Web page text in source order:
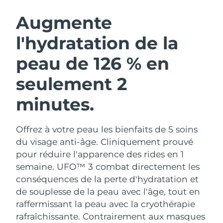
Augmente
l'hydratation de la
peau de 126 % en
seulement 2
minutes.
Offrez à votre peau les bienfaits de 5 soins
du visage anti-âge. Cliniquement prouvé
pour réduire l'apparence des rides en 1
semaine. UFO™ 3 combat directement les
conséquences de la perte d'hydratation et
de souplesse de la peau avec l'âge, tout en
raffermissant la peau avec la cryothérapie
rafraîchissante. Contrairement aux masques
Nettoyage du visage
LUNA™ 4 coffret
Anti-aging massage
LUNA™ 4 Plus
Massage, LED heating
LUNA™ 4 Men
For men, anti-aging massage
Lifting
BEAR™ 2 coffret
Microcurrent toning
BEAR™ 2 go
Microcurrent toning on-the-go
BEAR™ 2 eyes & lips
Microcurrent line smoothing device
UFO™ 3 coffret
Deep facial hydration
UFO™ 3 LED
Near-infrared and red light therapy
device
issa™ 4
Hybrid silicone sonic toothbrush
issa™ 4 plus
Smart hybrid silicone sonic toothbrush
FAQ™ TRAITEMENT ANTI-ÂGE
Anti-âge Traitements LED
NEW
Autriche
Bahreïn Livraison estimée
Belgique Livraison estimée
Bermudes Livraison estimée
Bosnie-Herzégovine
Brunei Livraison estimée8/15/26
Bulgarie Livraison estimée8/10/26
Canada Livraison estimée8/14/26
Chili Livraison estimée8/14/26